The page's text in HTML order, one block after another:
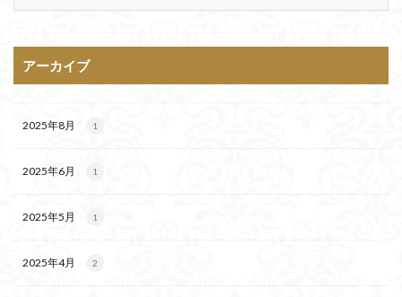
アーカイブ
2025年8月 1
2025年6月 1
2025年5月 1
2025年4月 2